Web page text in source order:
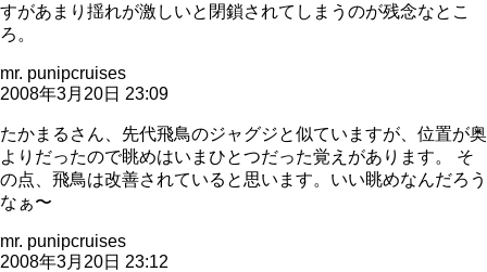
すがあまり揺れが激しいと閉鎖されてしまうのが残念なとこ
ろ。
mr. punipcruises
2008年3月20日 23:09
たかまるさん、先代飛鳥のジャグジと似ていますが、位置が奥
よりだったので眺めはいまひとつだった覚えがあります。 そ
の点、飛鳥は改善されていると思います。いい眺めなんだろう
なぁ〜
mr. punipcruises
2008年3月20日 23:12